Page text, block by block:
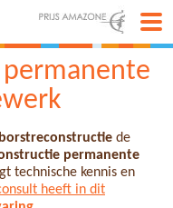
borstreconstructie de
permanente
technische kennis en
heeft in dit